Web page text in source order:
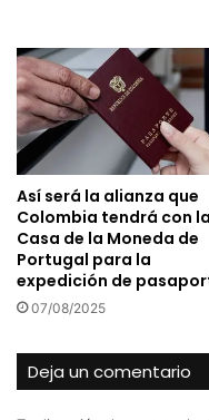
Así será la alianza que
Colombia tendrá con la
Casa de la Moneda de
Portugal para la
expedición de
07/08/2025
Deja un comentario